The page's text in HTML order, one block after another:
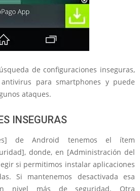
de configuraciones inseguras,
para smartphones y puede
ataques.
INSEGURAS
de Android tenemos el ítem
donde, en [Administración del
si permitimos instalar aplicaciones
Si mantenemos desactivada esa
nivel más de seguridad. Otra